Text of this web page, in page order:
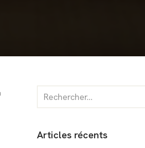
Articles récents